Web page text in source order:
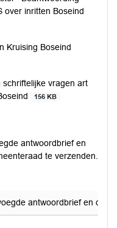
over inritten Boseind
Kruising Boseind
schriftelijke vragen art
156 KB
antwoordbrief en
te verzenden.
antwoordbrief en